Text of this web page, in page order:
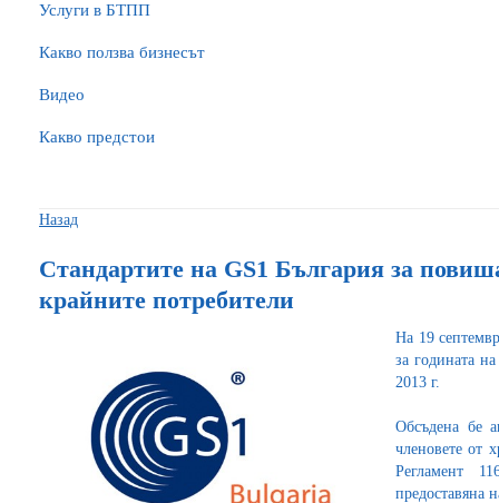
Услуги в БТПП
Какво ползва бизнесът
Видео
Какво предстои
Назад
Стандартите на GS1 България за
крайните потребители
На 19
за годината
2013 г.
Обсъдена бе
членовете от
Регламент
предоставяна